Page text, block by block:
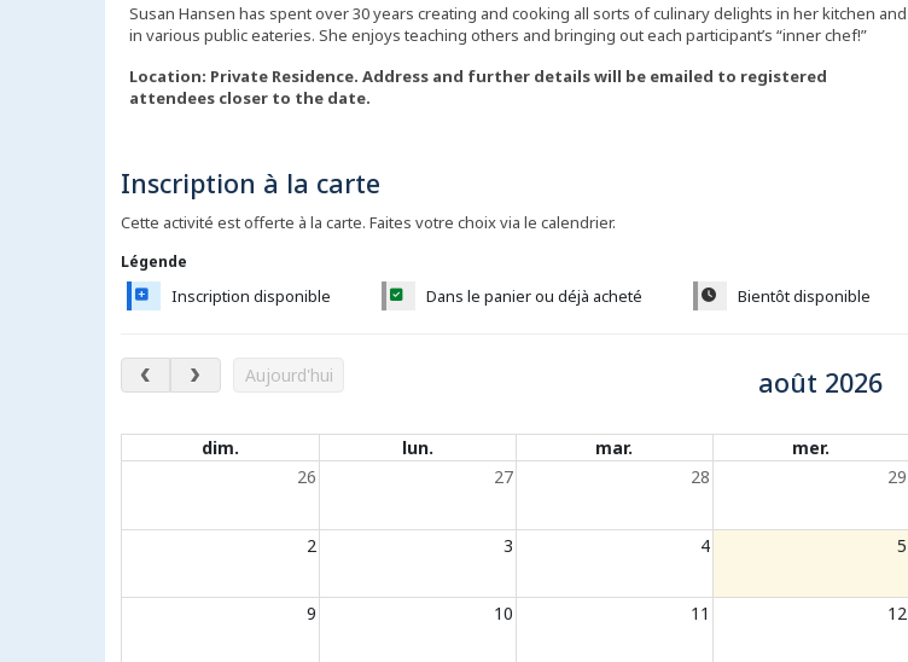
Susan Hansen has spent over 30 years creating and cooking all sorts of culinary delights in her kitchen and
in various public eateries. She enjoys teaching others and bringing out each participant’s “inner chef!”
Location: Private Residence. Address and further details will be emailed to registered
attendees closer to the date.
Inscription à la carte
Cette activité est offerte à la carte. Faites votre choix via le calendrier.
Légende
Inscription disponible Dans le panier ou déjà acheté Bientôt disponible
août 2026
Aujourd'hui août 2026
Évènements du calendrier
dim. lun. mar. mer.
26
27 28 29
2 3 4 5
9 10 11 12